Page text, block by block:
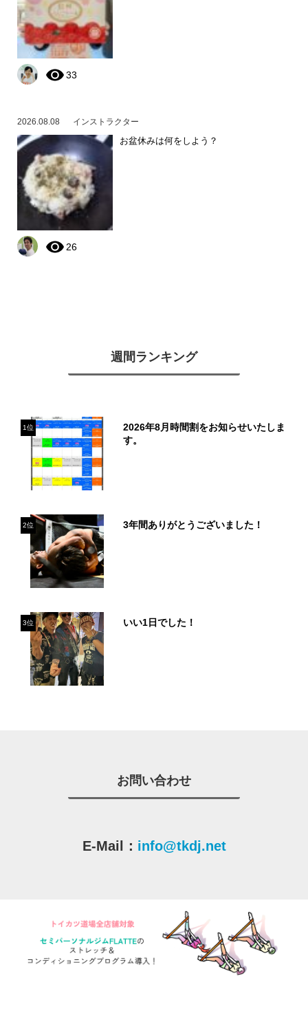
33
2026.08.08 インストラクター
お盆休みは何をしよう？
26
週間ランキング
1位
2026年8月時間割をお知らせいたしま
す。
2位 3年間ありがとうございました！
3位 いい1日でした！
お問い合わせ
E-Mail： info@tkdj.net